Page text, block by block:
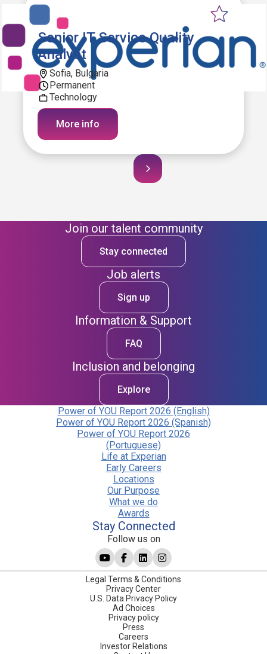
Senior IT Service Quality
Analyst
Sofia, Bulgaria
Permanent
Technology
More info
Join our talent community
Stay connected
Job alerts
Sign up
Information & Support
FAQ
Inclusion and belonging
Explore
Power of YOU Report 2026 (English)
Power of YOU Report 2026 (Spanish)
Power of YOU Report 2026
(Portuguese)
Life at Experian
Early Careers
Locations
Our Purpose
What we do
Awards
Stay Connected
Follow us on
Legal Terms & Conditions
Privacy Center
U.S. Data Privacy Policy
Ad Choices
Privacy policy
Press
Careers
Investor Relations